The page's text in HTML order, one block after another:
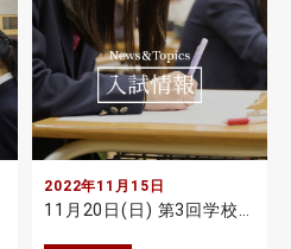
2022年11月15日